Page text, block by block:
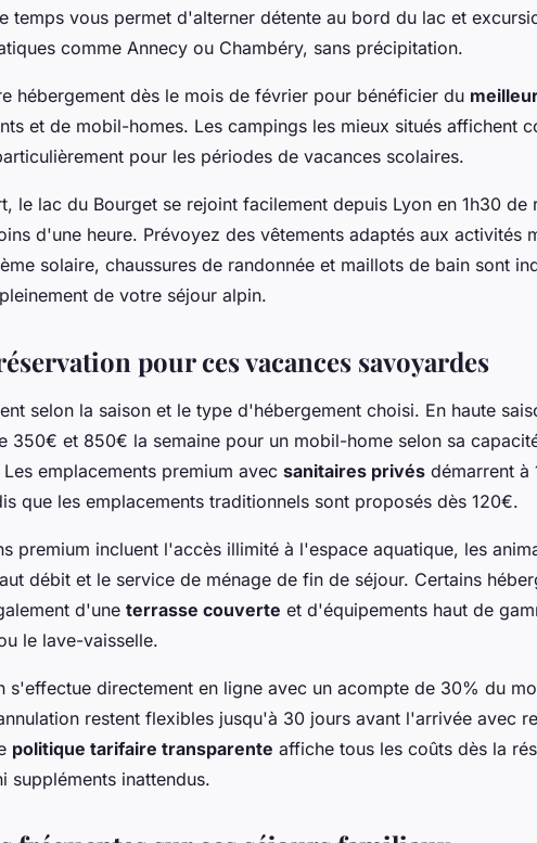
temps vous permet d'alterner détente au bord du lac et
comme Annecy ou Chambéry, sans précipitation.
hébergement dès le mois de février pour bénéficier du
et de mobil-homes. Les campings les mieux situés affichent
pour les périodes de vacances scolaires.
le lac du Bourget se rejoint facilement depuis Lyon en 1h30 de
d'une heure. Prévoyez des vêtements adaptés aux activités
solaire, chaussures de randonnée et maillots de bain sont
de votre séjour alpin.
pour ces vacances savoyardes
selon la saison et le type d'hébergement choisi. En haute
350€ et 850€ la semaine pour un mobil-home selon sa
emplacements premium avec sanitaires privés démarrent à
que les emplacements traditionnels sont proposés dès 120€.
premium incluent l'accès illimité à l'espace aquatique, les
débit et le service de ménage de fin de séjour. Certains
d'une terrasse couverte et d'équipements haut de
le lave-vaisselle.
s'effectue directement en ligne avec un acompte de 30% du
restent flexibles jusqu'à 30 jours avant l'arrivée avec
politique tarifaire transparente affiche tous les coûts dès la
suppléments inattendus.